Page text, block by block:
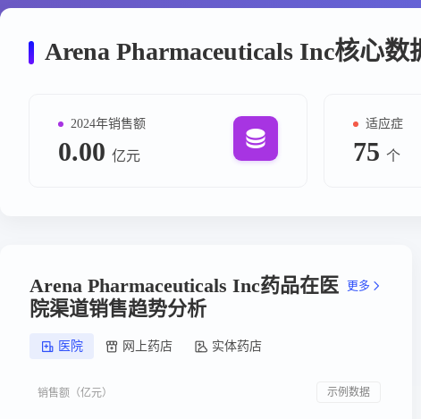
Arena Pharmaceuticals Inc核心数
2024年销售额
0.00 亿元
适应症
75 个
Arena Pharmaceuticals Inc药品在医
院渠道销售趋势分析
更多
医院 网上药店 实体药店
示例数据